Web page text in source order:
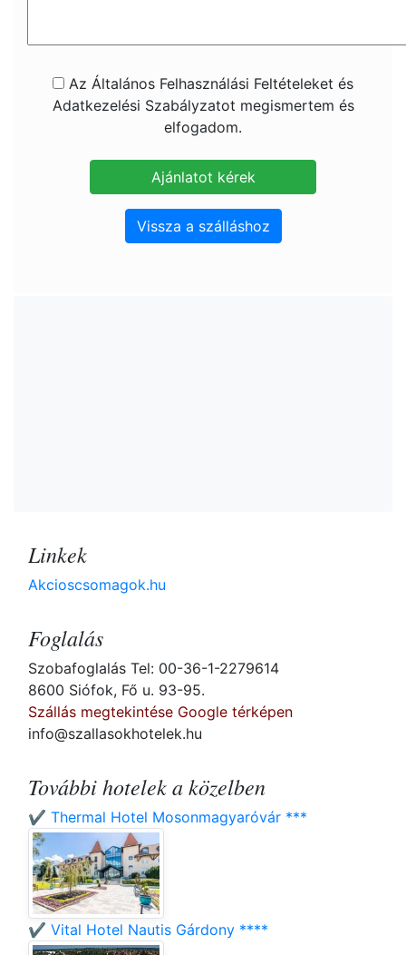
Az Általános Felhasználási Feltételeket és
Adatkezelési Szabályzatot megismertem és
elfogadom.
Vissza a szálláshoz
Linkek
Akcioscsomagok.hu
Foglalás
Szobafoglalás Tel: 00-36-1-2279614
8600 Siófok, Fő u. 93-95.
Szállás megtekintése Google térképen
info@szallasokhotelek.hu
További hotelek a közelben
✔️ Thermal Hotel Mosonmagyaróvár ***
✔️ Vital Hotel Nautis Gárdony ****